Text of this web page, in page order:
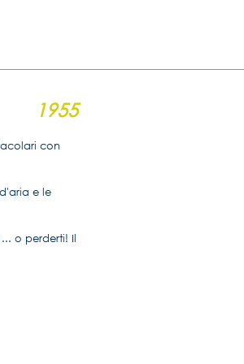
1955
con
e le
o perderti! Il